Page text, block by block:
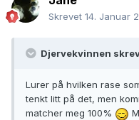
Skrevet 14. Januar
Djervekvinnen
Lurer på hvilken rase
tenkt litt på det, men
matcher meg 100%